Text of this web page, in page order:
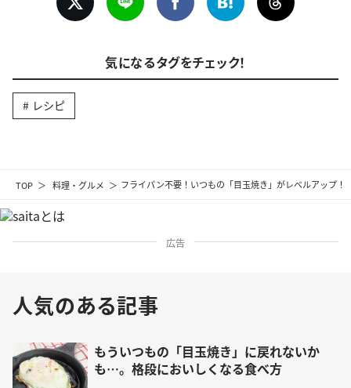
TOP 料理・グルメ フライパン不要！いつもの「目玉焼き」がレベルアップ
気になるタグをチェック！
レシピ
広告
人気のある記事
もういつもの「目玉焼き」に戻れないか
も…。格段においしくなる食べ方